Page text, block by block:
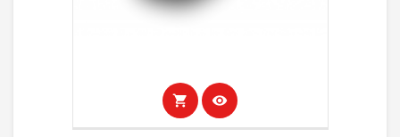
shopping_cart visibility